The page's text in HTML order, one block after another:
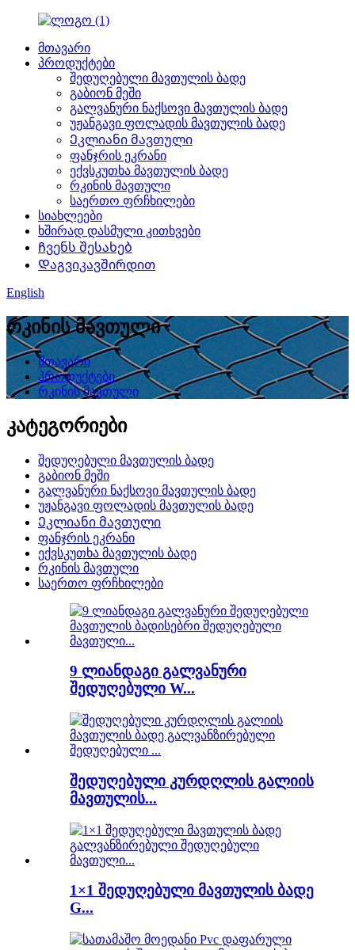
მთავარი
პროდუქტები
შედუღებული მავთულის ბადე
გაბიონ მეში
გალვანური ნაქსოვი მავთულის ბადე
უჟანგავი ფოლადის მავთულის ბადე
Ეკლიანი მავთული
ფანჯრის ეკრანი
ექვსკუთხა მავთულის ბადე
რკინის მავთული
საერთო ფრჩხილები
სიახლეები
ხშირად დასმული კითხვები
Ჩვენს შესახებ
Დაგვიკავშირდით
English
რკინის მავთული
მთავარი
პროდუქტები
რკინის მავთული
კატეგორიები
შედუღებული მავთულის ბადე
გაბიონ მეში
გალვანური ნაქსოვი მავთულის ბადე
უჟანგავი ფოლადის მავთულის ბადე
Ეკლიანი მავთული
ფანჯრის ეკრანი
ექვსკუთხა მავთულის ბადე
რკინის მავთული
საერთო ფრჩხილები
9 ლიანდაგი გალვანური
შედუღებული W...
შედუღებული კურდღლის გალიის
მავთულის...
1×1 შედუღებული მავთულის ბადე
G...